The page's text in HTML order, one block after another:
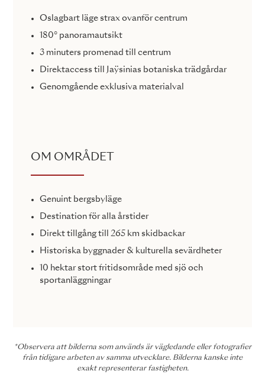
Oslagbart läge strax ovanför centrum
180° panoramautsikt
3 minuters promenad till centrum
Direktaccess till Jaÿsinias botaniska trädgårdar
Genomgående exklusiva materialval
OM OMRÅDET
Genuint bergsbyläge
Destination för alla årstider
Direkt tillgång till 265 km skidbackar
Historiska byggnader & kulturella sevärdheter
10 hektar stort fritidsområde med sjö och
sportanläggningar
*Observera att bilderna som används är vägledande eller fotografier
från tidigare arbeten av samma utvecklare. Bilderna kanske inte
exakt representerar fastigheten.